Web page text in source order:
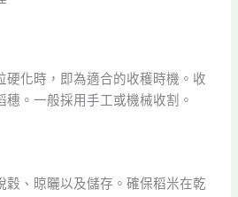
硬化時，即為適合的收穫時機。收
。一般採用手工或機械收割。
穀、晾曬以及儲存。確保稻米在乾